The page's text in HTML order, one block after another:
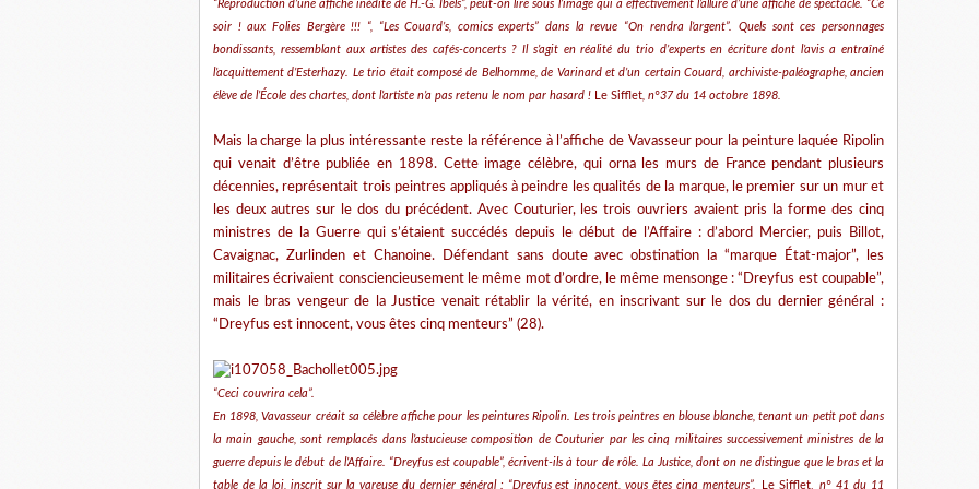
“Reproduction d’une affiche inédite de H.-G. Ibels”, peut-on lire sous l’image qui a effectivement l’allure d’une affiche de spectacle. “Ce
soir ! aux Folies Bergère !!! “, “Les Couard’s, comics experts” dans la revue “On rendra l’argent”. Quels sont ces personnages
bondissants, ressemblant aux artistes des cafés-concerts ? Il s’agit en réalité du trio d’experts en écriture dont l’avis a entraîné
l’acquittement d’Esterhazy. Le trio était composé de Belhomme, de Varinard et d’un certain Couard, archiviste-paléographe, ancien
élève de l’École des chartes, dont l’artiste n’a pas retenu le nom par hasard ! Le Sifflet , n°37 du 14 octobre 1898.
Mais la charge la plus intéressante reste la référence à l’affiche de Vavasseur pour la peinture laquée Ripolin
qui venait d’être publiée en 1898. Cette image célèbre, qui orna les murs de France pendant plusieurs
décennies, représentait trois peintres appliqués à peindre les qualités de la marque, le premier sur un mur et
les deux autres sur le dos du précédent. Avec Couturier, les trois ouvriers avaient pris la forme des cinq
ministres de la Guerre qui s’étaient succédés depuis le début de l’Affaire : d’abord Mercier, puis Billot,
Cavaignac, Zurlinden et Chanoine. Défendant sans doute avec obstination la “marque État-major”, les
militaires écrivaient consciencieusement le même mot d’ordre, le même mensonge : “Dreyfus est coupable”,
mais le bras vengeur de la Justice venait rétablir la vérité, en inscrivant sur le dos du dernier général :
“Dreyfus est innocent, vous êtes cinq menteurs” (28).
“Ceci couvrira cela”.
En 1898, Vavasseur créait sa célèbre affiche pour les peintures Ripolin. Les trois peintres en blouse blanche, tenant un petit pot dans
la main gauche, sont remplacés dans l’astucieuse composition de Couturier par les cinq militaires successivement ministres de la
guerre depuis le début de l’Affaire. “Dreyfus est coupable”, écrivent-ils à tour de rôle. La Justice, dont on ne distingue que le bras et la
table de la loi, inscrit sur la vareuse du dernier général : “Dreyfus est innocent, vous êtes cinq menteurs”.
Le Sifflet, n° 41 du 11